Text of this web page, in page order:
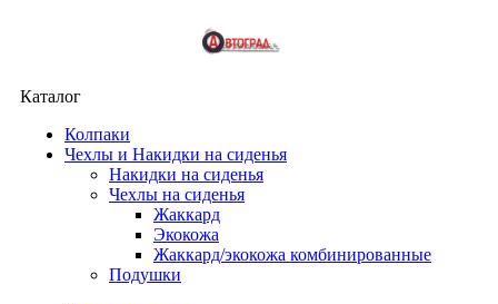
Каталог
Колпаки
Чехлы и Накидки на сиденья
Накидки на сиденья
Чехлы на сиденья
Жаккард
Экокожа
Жаккард/экокожа комбинированные
Подушки